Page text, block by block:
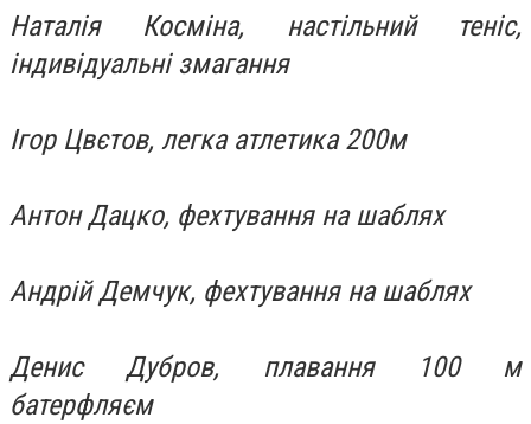
Наталія Косміна, настільний теніс,
індивідуальні змагання
Ігор Цвєтов, легка атлетика 200м
Антон Дацко, фехтування на шаблях
Андрій Демчук, фехтування на шаблях
Денис Дубров, плавання 100 м
батерфляєм